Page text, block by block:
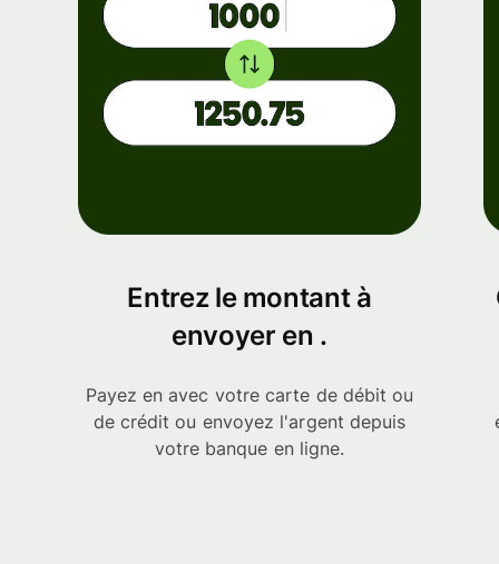
Entrez le montant à
envoyer en .
Payez en avec votre carte de débit ou
de crédit ou envoyez l'argent depuis
votre banque en ligne.